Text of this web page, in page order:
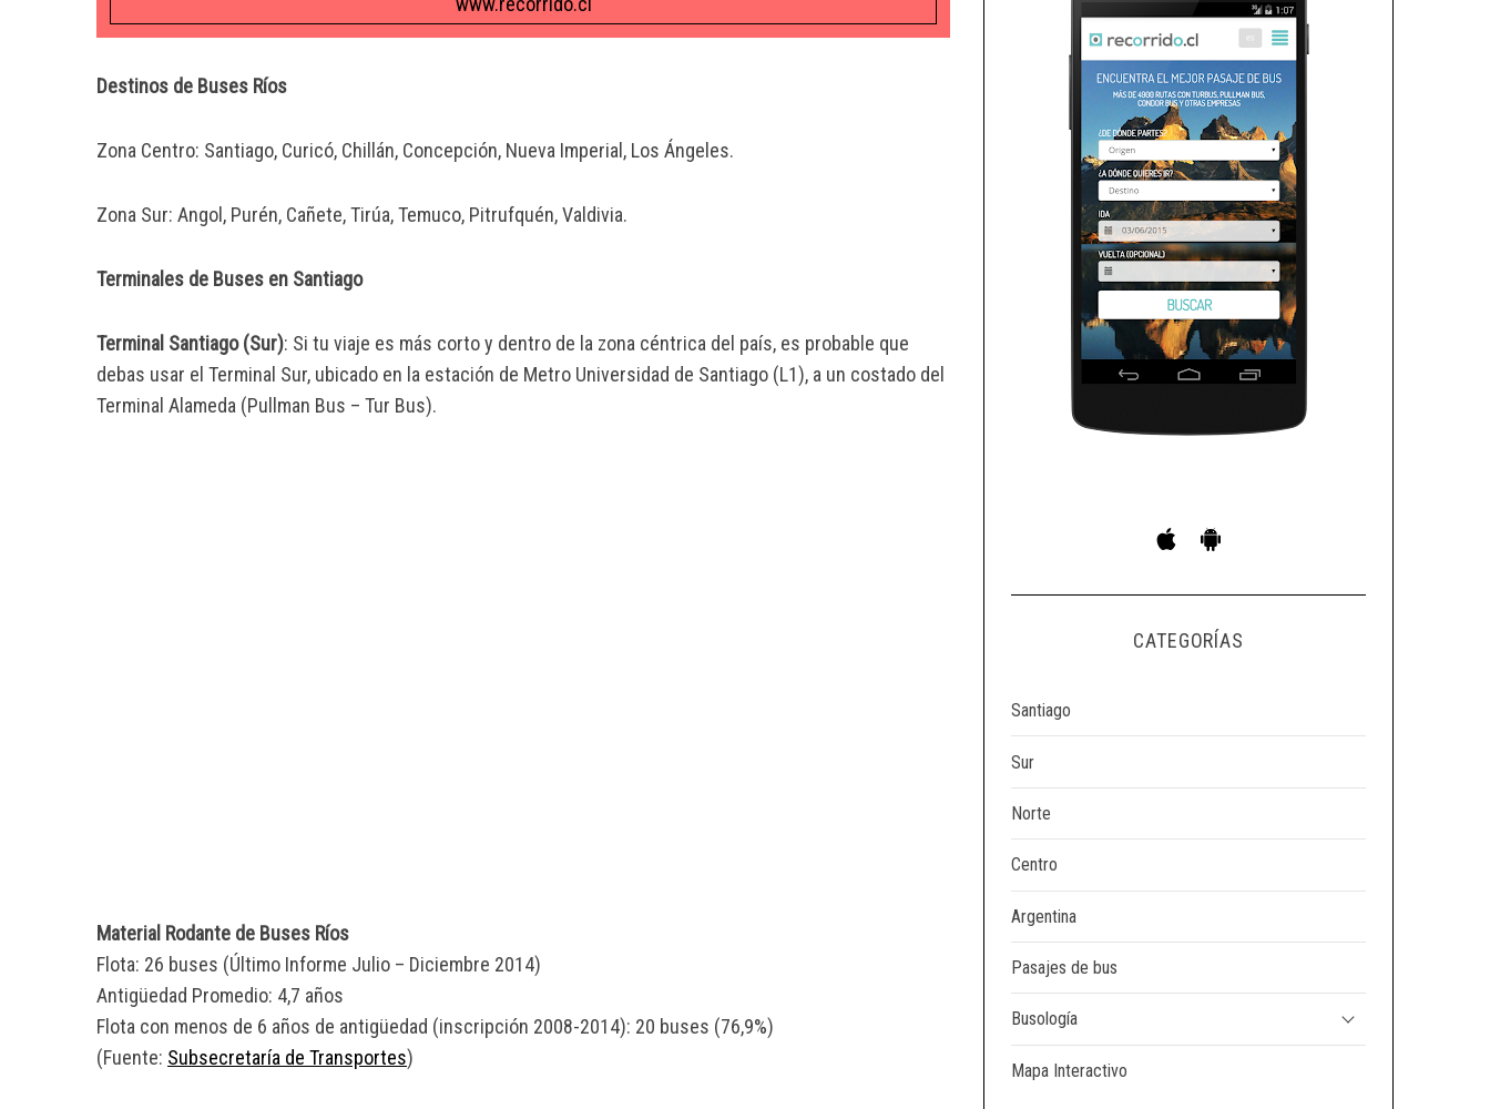
Destinos de Buses Ríos
Zona Centro: Santiago, Curicó, Chillán, Concepción, Nueva Imperial, Los Ángeles.
Zona Sur: Angol, Purén, Cañete, Tirúa, Temuco, Pitrufquén, Valdivia.
Terminales de Buses en Santiago
Terminal Santiago (Sur): Si tu viaje es más corto y dentro de la zona céntrica del país, es probable que
debas usar el Terminal Sur, ubicado en la estación de Metro Universidad de Santiago (L1), a un costado del
Terminal Alameda (Pullman Bus – Tur Bus).
Material Rodante de Buses Ríos
Flota: 26 buses (Último Informe Julio – Diciembre 2014)
Antigüedad Promedio: 4,7 años
Flota con menos de 6 años de antigüedad (inscripción 2008-2014): 20 buses (76,9%)
(Fuente: Subsecretaría de Transportes)
CATEGORÍAS
Santiago
Sur
Norte
Centro
Argentina
Pasajes de bus
Busología
Mapa Interactivo